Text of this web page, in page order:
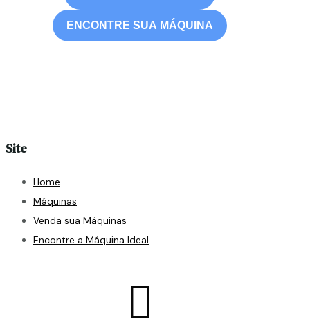
ENCONTRE SUA MÁQUINA
Site
Home
Máquinas
Venda sua Máquinas
Encontre a Máquina Ideal
